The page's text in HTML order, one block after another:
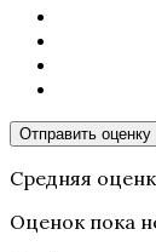
Десять
Отправить оценку
Средняя
Оценок пока